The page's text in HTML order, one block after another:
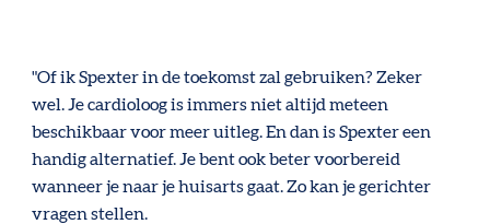
"Of ik Spexter in de toekomst zal gebruiken? Zeker
wel. Je cardioloog is immers niet altijd meteen
beschikbaar voor meer uitleg. En dan is Spexter een
handig alternatief. Je bent ook beter voorbereid
wanneer je naar je huisarts gaat. Zo kan je gerichter
vragen stellen.